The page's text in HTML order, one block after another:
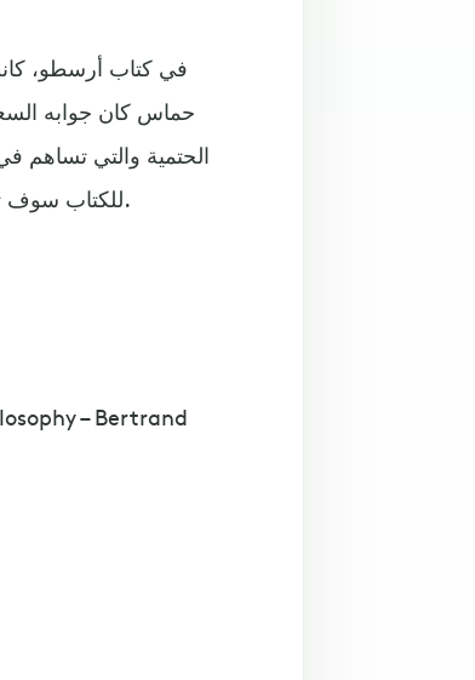
في كتاب أرسطو،
حماس كان جوابه
الحتمية والتي تساهم
للكتاب سوف تغرق في تفاصيل نقاشية حول السعادة والأفضلية والأخلاق والسياسة.